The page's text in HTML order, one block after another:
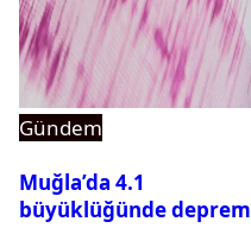
Gündem
Muğla’da 4.1
büyüklüğünde deprem